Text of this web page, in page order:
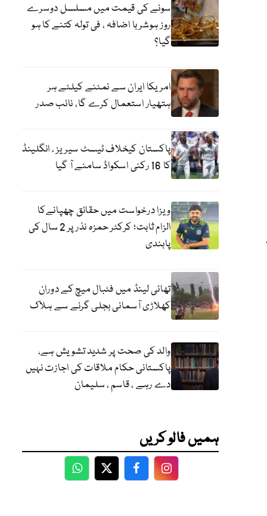
سونے کی قیمت میں مسلسل دوسرے
روز ہوشربا اضافہ ، فی تولہ کتنے کا ہو
گیا؟
امریکا ایران سے نمٹنے کیلئے ہر
ہتھیار استعمال کرے گا، نائب صدر
پاکستان کیخلاف ٹیسٹ سیریز ، انگلینڈ
کا 16 رکنی اسکواڈ سامنے آ گیا
ویزا درخواست میں حقائق چھپانےکا
الزام ثابت؛ کرکٹر حمزہ نذر پر 2 سال کی
پابندی
تھائی لینڈ میں فٹبال میچ کے دوران
کھلاڑی آسمانی بجلی گرنے سے ہلاک
والد کی صحت پر شدید تشویش ہے،
پاکستانی حکام ملاقات کی اجازت نہیں
دے رہے ، قاسم ، سلیمان
ہمیں فالو کریں
WhatsApp
TwitterFacebookFacebook